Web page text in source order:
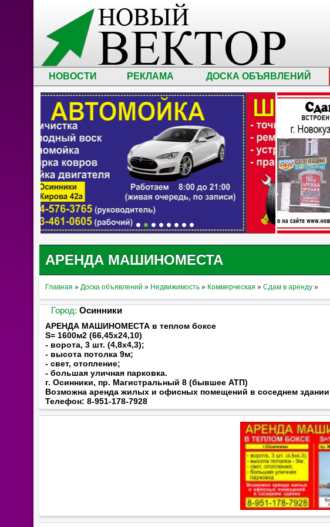
НОВОСТИ РЕКЛАМА ДОСКА ОБЪЯВЛЕНИЙ
АРЕНДА МАШИНОМЕСТА
Главная » Доска объявлений » Недвижимость » Коммерческая » Сдам в аренду »
Город: Осинники
АРЕНДА МАШИНОМЕСТА в теплом боксе
S= 1600м2 (66,45х24,10)
- ворота, 3 шт. (4,8х4,3);
- высота потолка 9м;
- свет, отопление;
- большая уличная парковка.
г. Осинники, пр. Магистральный 8 (бывшее АТП)
Возможна аренда жилых и офисных помещений в соседнем здании
Телефон: 8-951-178-7928